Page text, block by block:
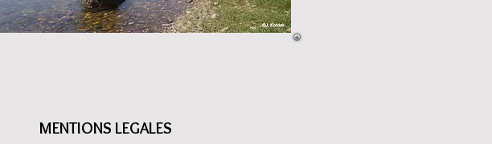
MENTIONS LEGALES